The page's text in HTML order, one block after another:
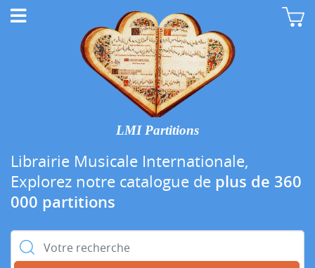
LMI Partitions
Librairie Musicale Internationale,
Explorez notre catalogue de plus de 360
000 partitions
Rechercher :